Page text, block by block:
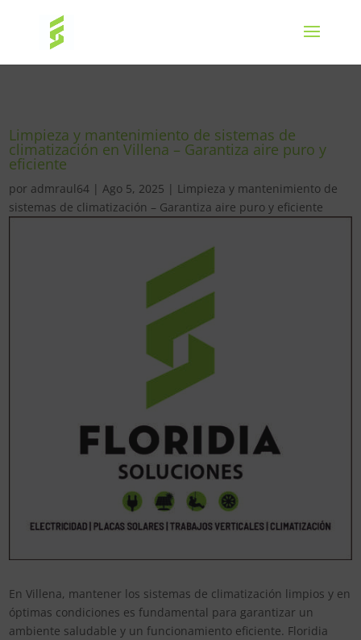
Limpieza y mantenimiento de sistemas de
climatización en Villena – Garantiza aire puro y
eficiente
por admraul64 |Ago 5, 2025 | Limpieza y mantenimiento de
sistemas de climatización – Garantiza aire puro y eficiente
En Villena, mantener los sistemas de climatización limpios y en
óptimas condiciones es fundamental para garantizar un
ambiente saludable y un funcionamiento eficiente. Floridia